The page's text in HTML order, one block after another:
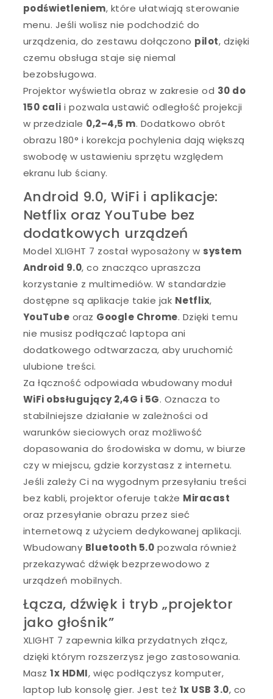
podświetleniem, które ułatwiają sterowanie
menu. Jeśli wolisz nie podchodzić do
urządzenia, do zestawu dołączono pilot, dzięki
czemu obsługa staje się niemal
bezobsługowa.
Projektor wyświetla obraz w zakresie od 30 do
150 cali i pozwala ustawić odległość projekcji
w przedziale 0,2–4,5 m. Dodatkowo obrót
obrazu 180° i korekcja pochylenia dają większą
swobodę w ustawieniu sprzętu względem
ekranu lub ściany.
Android 9.0, WiFi i aplikacje:
Netflix oraz YouTube bez
dodatkowych urządzeń
Model XLIGHT 7 został wyposażony w system
Android 9.0, co znacząco upraszcza
korzystanie z multimediów. W standardzie
dostępne są aplikacje takie jak Netflix,
YouTube oraz Google Chrome. Dzięki temu
nie musisz podłączać laptopa ani
dodatkowego odtwarzacza, aby uruchomić
ulubione treści.
Za łączność odpowiada wbudowany moduł
WiFi obsługujący 2,4G i 5G. Oznacza to
stabilniejsze działanie w zależności od
warunków sieciowych oraz możliwość
dopasowania do środowiska w domu, w biurze
czy w miejscu, gdzie korzystasz z internetu.
Jeśli zależy Ci na wygodnym przesyłaniu treści
bez kabli, projektor oferuje także Miracast
oraz przesyłanie obrazu przez sieć
internetową z użyciem dedykowanej aplikacji.
Wbudowany Bluetooth 5.0 pozwala również
przekazywać dźwięk bezprzewodowo z
urządzeń mobilnych.
Łącza, dźwięk i tryb „projektor
jako głośnik”
XLIGHT 7 zapewnia kilka przydatnych złącz,
dzięki którym rozszerzysz jego zastosowania.
Masz1x HDMI, więc podłączysz komputer,
laptop lub konsolę gier. Jest też 1x USB 3.0, co